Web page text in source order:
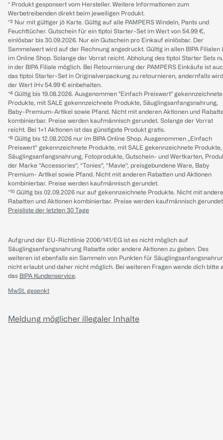
* Produkt gesponsert vom Hersteller. Weitere Informationen zum
Werbetreibenden direkt beim jeweiligen Produkt.
*³ Nur mit gültiger jö Karte. Gültig auf alle PAMPERS Windeln, Pants und
Feuchttücher. Gutschein für ein tiptoi Starter-Set im Wert von 54.99 €,
einlösbar bis 30.09.2026. Nur ein Gutschein pro Einkauf einlösbar. Der
Sammelwert wird auf der Rechnung angedruckt. Gültig in allen BIPA Filialen
im Online Shop. Solange der Vorrat reicht. Abholung des tiptoi Starter Sets
in der BIPA Filiale möglich. Bei Retournierung der PAMPERS Einkäufe ist
das tiptoi Starter-Set in Originalverpackung zu retournieren, andernfalls wird
der Wert iHv 54.99 € einbehalten.
*⁴ Gültig bis 19.08.2026. Ausgenommen "Einfach Preiswert" gekennzeichnete
Produkte, mit SALE gekennzeichnete Produkte, Säuglingsanfangsnahrung,
Baby-Premium-Artikel sowie Pfand. Nicht mit anderen Aktionen und
kombinierbar. Preise werden kaufmännisch gerundet. Solange der Vorrat
reicht. Bei 1+1 Aktionen ist das günstigste Produkt gratis.
*⁸ Gültig bis 12.08.2026 nur im BIPA Online Shop. Ausgenommen „Einfach
Preiswert“ gekennzeichnete Produkte, mit SALE gekennzeichnete Produkte,
Säuglingsanfangsnahrung, Fotoprodukte, Gutschein- und Wertkarten,
der Marke “Accessories“, “Tonies“, “Mavie“, preisgebundene Ware, Baby
Premium- Artikel sowie Pfand. Nicht mit anderen Rabatten und Aktionen
kombinierbar. Preise werden kaufmännisch gerundet.
*¹⁰ Gültig bis 02.09.2026 nur auf gekennzeichnete Produkte. Nicht mit
Rabatten und Aktionen kombinierbar. Preise werden kaufmännisch
Preisliste der letzten 30 Tage
Aufgrund der EU-Richtlinie 2006/141/EG ist es nicht möglich auf
Säuglingsanfangsnahrung Rabatte oder andere Aktionen zu geben. Des
weiteren ist ebenfalls ein Sammeln von Punkten für
nicht erlaubt und daher nicht möglich. Bei weiteren Fragen wende dich bitte
das BIPA Kundenservice.
MwSt. gesenkt
Meldung möglicher illegaler Inhalte